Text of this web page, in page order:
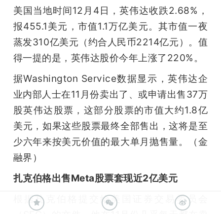
美国当地时间12月4日，英伟达收跌2.68%，
报455.1美元，市值1.1万亿美元。其市值一夜
蒸发310亿美元（约合人民币2214亿元）。值
得一提的是，英伟达股价今年上涨了220%。
据Washington Service数据显示，英伟达企
业内部人士在11月份卖出了、或申请出售37万
股英伟达股票，这部分股票的市值大约1.8亿
美元，如果这些股票最终全部售出，这将是至
少六年来按美元价值的最大单月抛售量。（金
融界）
扎克伯格出售Meta股票套现近2亿美元
根据扎克伯格提交给美国证券交易委员会